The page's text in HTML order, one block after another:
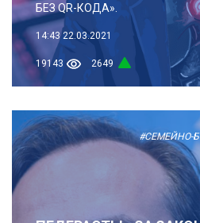
БЕЗ QR-КОДА».
14:43 22.03.2021
19143 2649
#СЕМЕЙНО-